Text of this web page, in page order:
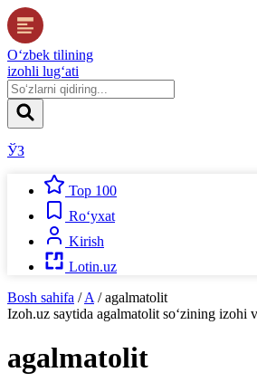
O‘zbek tilining
izohli lug‘ati
ЎЗ
Top 100
Ro‘yxat
Kirish
Lotin.uz
Bosh sahifa / A / agalmatolit
Izoh.uz saytida agalmatolit so‘zining izohi
agalmatolit